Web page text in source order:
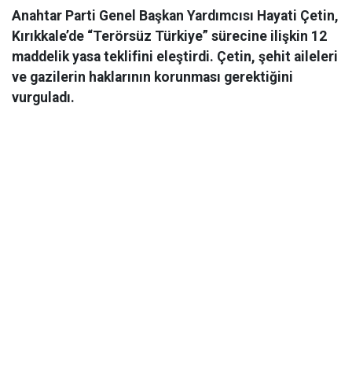
Anahtar Parti Genel Başkan Yardımcısı Hayati Çetin,
Kırıkkale’de “Terörsüz Türkiye” sürecine ilişkin 12
maddelik yasa teklifini eleştirdi. Çetin, şehit aileleri
ve gazilerin haklarının korunması gerektiğini
vurguladı.